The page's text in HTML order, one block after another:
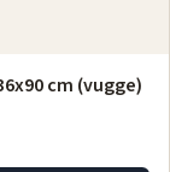
cm (vugge)